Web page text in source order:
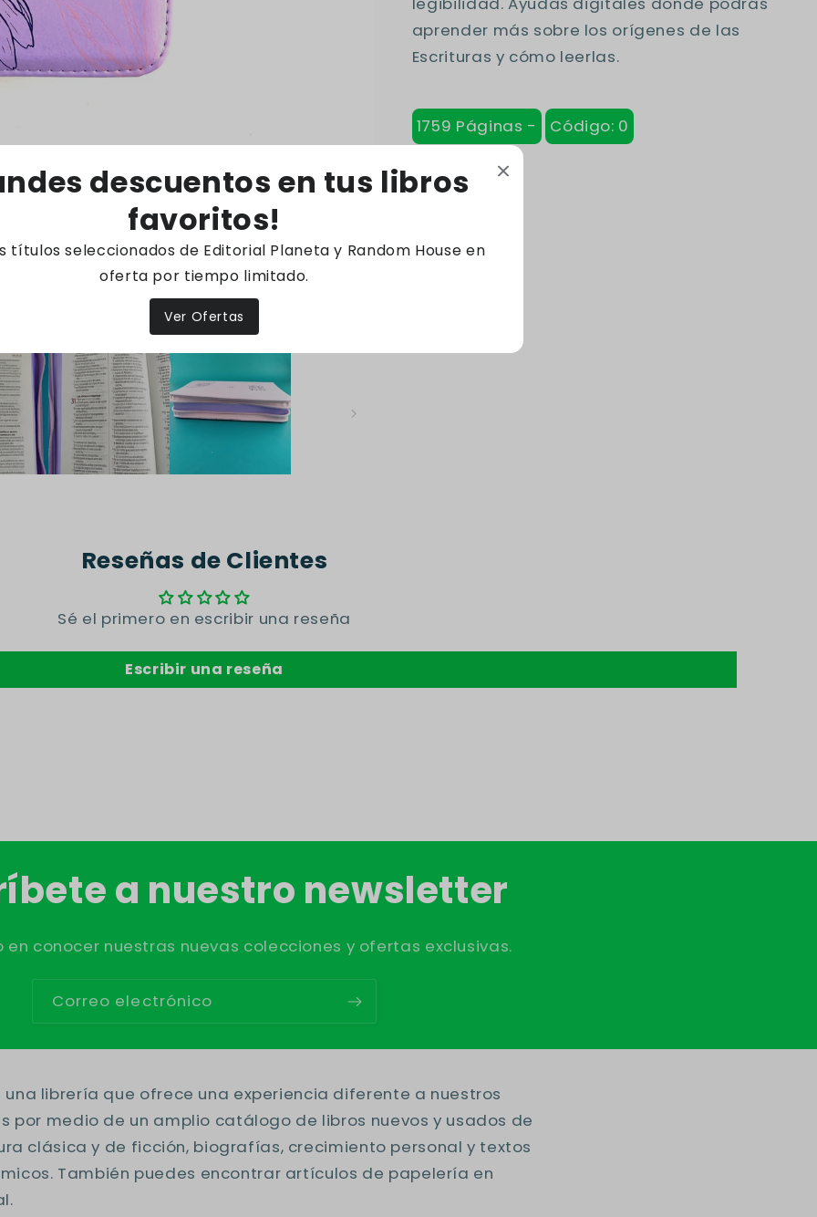
aprender más sobre los orígenes de las
Escrituras y cómo leerlas.
1759 Páginas - Código: 0
Reseñas de Clientes
Sé el primero en escribir una reseña
Escribir una reseña
a nuestro newsletter
en conocer nuestras nuevas colecciones y ofertas exclusivas.
Correo electrónico
una librería que ofrece una experiencia diferente a nuestros
por medio de un amplio catálogo de libros nuevos y usados de
clásica y de ficción, biografías, crecimiento personal y textos
También puedes encontrar artículos de papelería en
descuentos en tus libros
favoritos!
títulos seleccionados de Editorial Planeta y Random House en
oferta por tiempo limitado.
Ver Ofertas